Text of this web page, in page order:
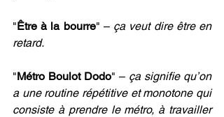
"Être à la bourre" – ça veut dire être en
retard.
"Métro Boulot Dodo" – ça signifie qu’on
a une routine répétitive et monotone qui
consiste à prendre le métro, à travailler